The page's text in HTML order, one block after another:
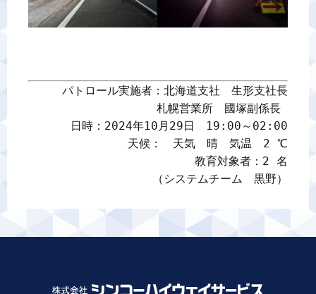
パトロール実施者：北海道支社　生形支社長
札幌営業所　國塚副係長
日時：2024年10月29日　19:00～02:00
天候：　天気　晴　気温　2 ℃
教育対象者：2 名
（システムチーム　黒野）